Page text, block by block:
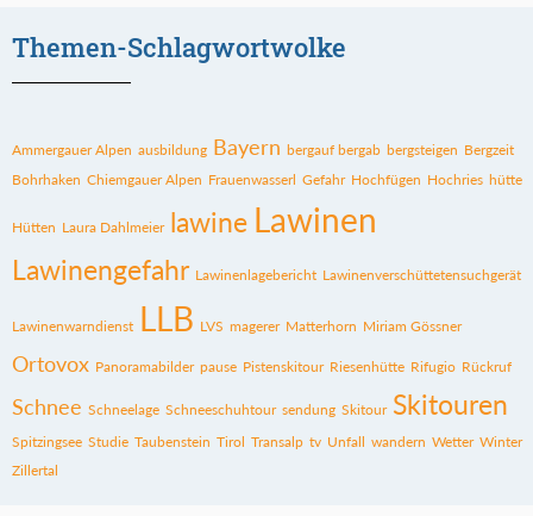
Themen-Schlagwortwolke
Ammergauer Alpen ausbildung Bayern bergauf bergab bergsteigen Bergzeit
Bohrhaken Chiemgauer Alpen Frauenwasserl Gefahr Hochfügen Hochries hütte
Hütten Laura Dahlmeier lawine Lawinen
Lawinengefahr Lawinenlagebericht Lawinenverschüttetensuchgerät
Lawinenwarndienst LLB LVS magerer Matterhorn Miriam Gössner
Ortovox Panoramabilder pause Pistenskitour Riesenhütte Rifugio Rückruf
Schnee Schneelage Schneeschuhtour sendung Skitour Skitouren
Spitzingsee Studie Taubenstein Tirol Transalp tv Unfall wandern Wetter Winter
Zillertal